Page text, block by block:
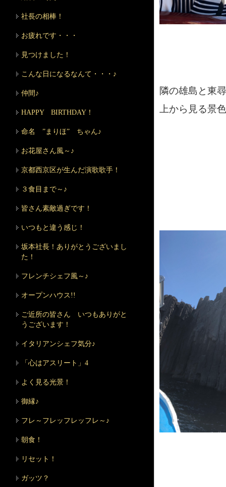
隣の雄島と東
上から見る景
社長の相棒！
お疲れです・・・
見つけました！
こんな日になるなんて・・・♪
仲間♪
HAPPY BIRTHDAY！
命名 ”まりほ” ちゃん♪
お花屋さん風～♪
京都西京区が生んだ演歌歌手！
３食目まで～♪
皆さん素敵過ぎです！
いつもと違う感じ！
坂本社長！ありがとうございまし
た！
フレンチシェフ風～♪
オープンハウス!!
ご近所の皆さん いつもありがと
うございます！
イタリアンシェフ気分♪
「心はアスリート」4
よく見る光景！
御縁♪
フレ～フレッフレッフレ～♪
朝食！
リセット！
ガッツ？